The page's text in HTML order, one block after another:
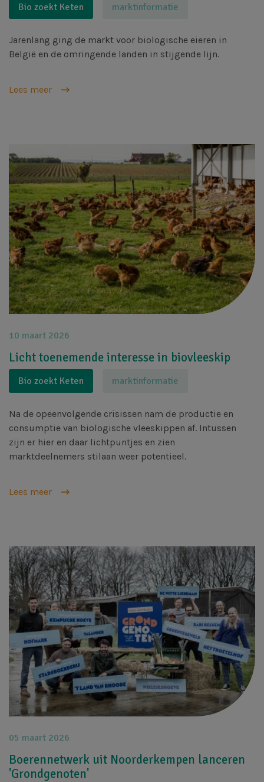
Bio zoekt Keten marktinformatie
Jarenlang ging de markt voor biologische eieren in
België en de omringende landen in stijgende lijn.
Lees meer
Afbeelding
10 maart 2026
Licht toenemende interesse in biovleeskip
Bio zoekt Keten marktinformatie
Na de opeenvolgende crisissen nam de productie en
consumptie van biologische vleeskippen af. Intussen
zijn er hier en daar lichtpuntjes en zien
marktdeelnemers stilaan weer potentieel.
Lees meer
Afbeelding
05 maart 2026
Boerennetwerk uit Noorderkempen lanceren
'Grondgenoten'